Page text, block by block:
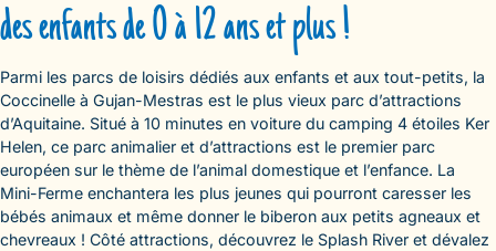
des enfants de 0 à 12 ans et plus !
Parmi les parcs de loisirs dédiés aux enfants et aux tout-petits, la
Coccinelle à Gujan-Mestras est le plus vieux parc d’attractions
d’Aquitaine. Situé à 10 minutes en voiture du camping 4 étoiles Ker
Helen, ce parc animalier et d’attractions est le premier parc
européen sur le thème de l’animal domestique et l’enfance. La
Mini-Ferme enchantera les plus jeunes qui pourront caresser les
bébés animaux et même donner le biberon aux petits agneaux et
chevreaux ! Côté attractions, découvrez le Splash River et dévalez